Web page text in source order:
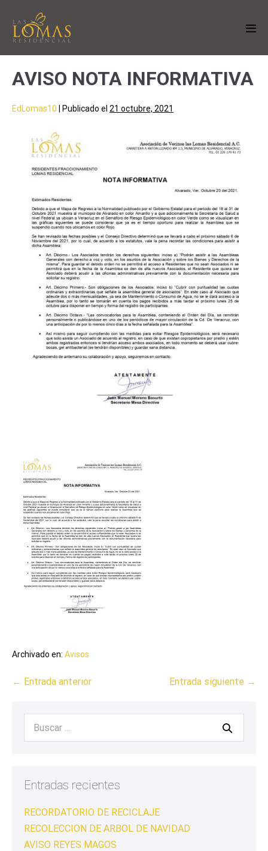
AVISO NOTA INFORMATIVA
EdLomas10 | Publicado el 21 octubre, 2021
Archivado en: Avisos
← Entrada anterior Entrada siguiente →
Entradas recientes
RECORDATORIO DE RECICLAJE
RECOLECCION DE ARBOL DE NAVIDAD
AVISO REYES MAGOS